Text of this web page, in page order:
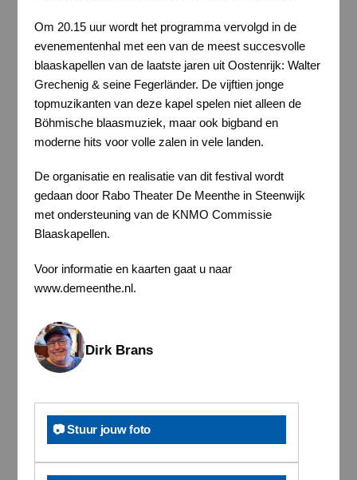
Om 20.15 uur wordt het programma vervolgd in de
evenementenhal met een van de meest succesvolle
blaaskapellen van de laatste jaren uit Oostenrijk: Walter
Grechenig & seine Fegerländer. De vijftien jonge
topmuzikanten van deze kapel spelen niet alleen de
Böhmische blaasmuziek, maar ook bigband en
moderne hits voor volle zalen in vele landen.
De organisatie en realisatie van dit festival wordt
gedaan door Rabo Theater De Meenthe in Steenwijk
met ondersteuning van de KNMO Commissie
Blaaskapellen.
Voor informatie en kaarten gaat u naar
www.demeenthe.nl.
Dirk Brans
📷 Stuur jouw foto